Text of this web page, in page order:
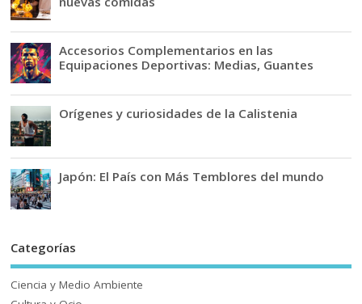
Accesorios Complementarios en las
Equipaciones Deportivas: Medias, Guantes
Orígenes y curiosidades de la Calistenia
Japón: El País con Más Temblores del mundo
Categorías
Ciencia y Medio Ambiente